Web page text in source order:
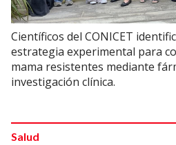
Científicos del CONICET
estrategia experimental para
mama resistentes mediante
investigación clínica.
Salud